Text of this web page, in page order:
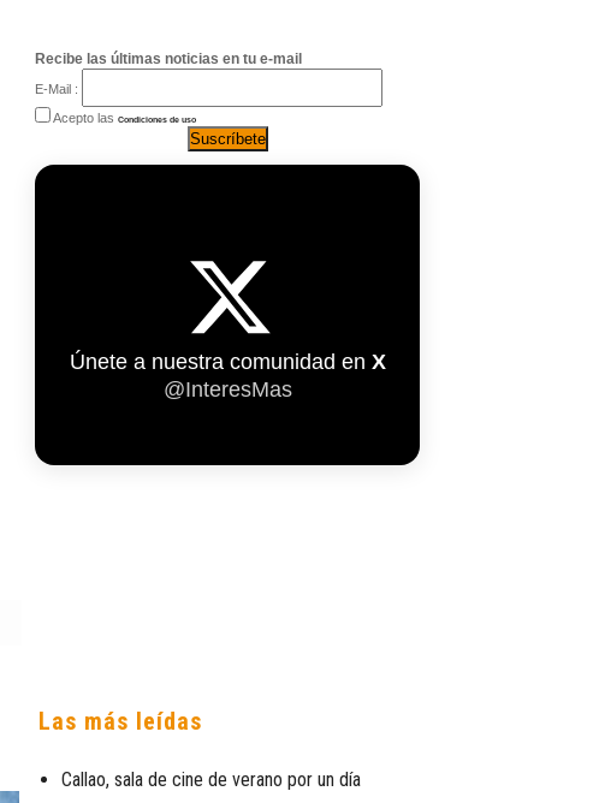
Recibe las últimas noticias en tu e-mail
E-Mail :
Acepto las Condiciones de uso
Únete a nuestra comunidad en X
@InteresMas
Las más leídas
Callao, sala de cine de verano por un día